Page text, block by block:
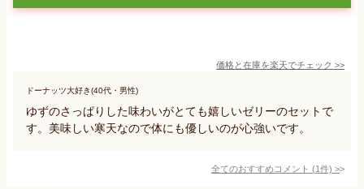
価格と在庫を楽天でチェック >>
ドーナッツ大好き(40代・男性)
ゆずのさっぱりした味わいがとても嬉しいゼリーのセットで
す。美味しい寒天なので体にも優しいのが心強いです。
全てのおすすめコメント (1件) >